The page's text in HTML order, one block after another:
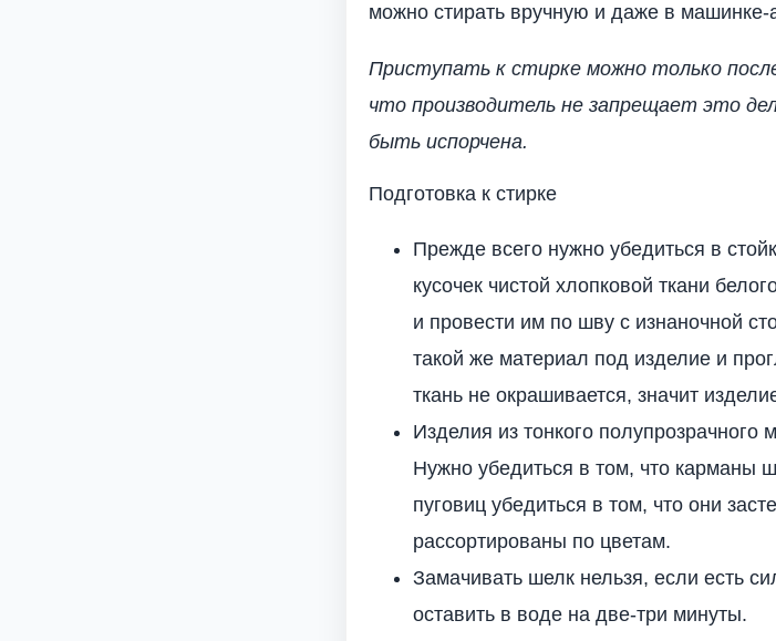
можно стирать вручную и даже в машинке-
Приступать к стирке можно только
что производитель не запрещает это
быть испорчена.
Подготовка к стирке
Прежде всего нужно убедиться в
кусочек чистой хлопковой ткани
и провести им по шву с изнаночной
такой же материал под изделие и
ткань не окрашивается, значит
Изделия из тонкого полупрозрачного
Нужно убедиться в том, что карманы
пуговиц убедиться в том, что они
рассортированы по цветам.
Замачивать шелк нельзя, если есть
оставить в воде на две-три минуты.